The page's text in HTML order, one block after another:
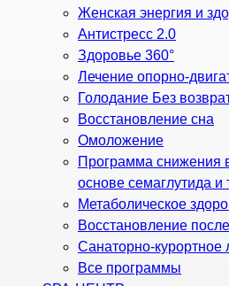
Женская энергия и
Антистресс 2.0
Здоровье 360°
Лечение опорно-
Голодание Без
Восстановление сна
Омоложение
Программа снижения
основе семаглутида и
Метаболическое
Восстановление
Санаторно-курортное
Все программы